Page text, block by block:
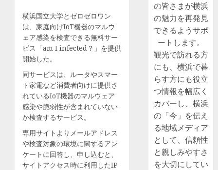
横浜国立大学とゼロゼロワン
は、家庭向けIoT機器のマルウ
ェア感染を検査できる無料サー
ビス「am I infected？」を提供
開始した。
同サービスは、ルータやスマー
ト家電など消費者向けに提供さ
れているIoT機器のマルウェア
感染や脆弱性が含まれていない
か検査するサービス。
専用サイトよりメールアドレス
や検査対象の環境に関するアン
ケートに回答し、申し込むと、
サイトアクセス時に利用したIP
の皆さまが横浜
の魅力を再発見
できるようサポ
ートします。
観光で訪れる方
にも、横浜で暮
らす方にも役立
つ情報を幅広く
カバーし、横浜
の「今」を伝え
る地域メディア
として、信頼性
と親しみやすさ
を大切にしてい